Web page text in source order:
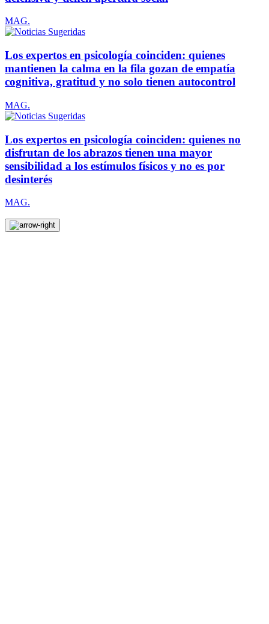
MAG.
Los expertos en psicología coinciden: quienes
mantienen la calma en la fila gozan de empatía
cognitiva, gratitud y no solo tienen autocontrol
MAG.
Los expertos en psicología coinciden: quienes no
disfrutan de los abrazos tienen una mayor
sensibilidad a los estímulos físicos y no es por
desinterés
MAG.